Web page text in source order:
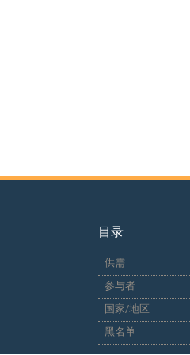
目录
供需
参与者
国家/地区
黑名单